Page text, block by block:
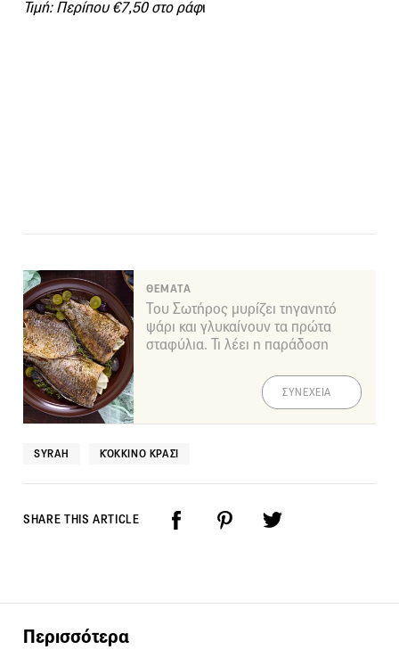
Τιμή: Περίπου €7,50 στο ράφι
ΘΕΜΑΤΑ
Του Σωτήρος μυρίζει τηγανητό
ψάρι και γλυκαίνουν τα πρώτα
σταφύλια. Τι λέει η παράδοση
ΣΥΝΕΧΕΙΑ
SYRAH ΚΌΚΚΙΝΟ ΚΡΑΣΊ
SHARE THIS ARTICLE
Περισσότερα